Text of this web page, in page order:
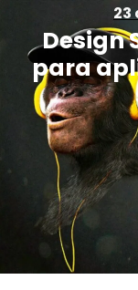
23
Design
para